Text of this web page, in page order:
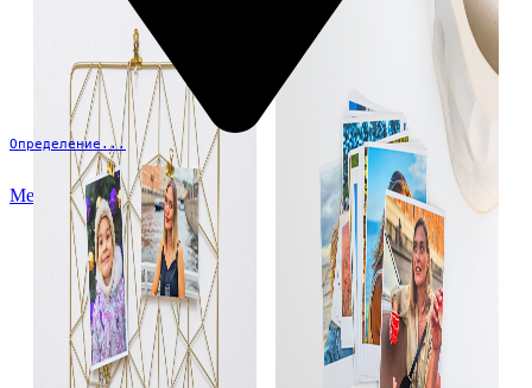
Определение...
Меню